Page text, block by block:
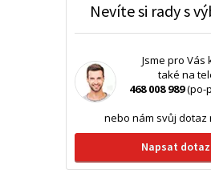
Nevíte si rady s
Jsme pro Vás
také na
468 008 989(po-
nebo nám svůj dotaz
Napsat dotaz